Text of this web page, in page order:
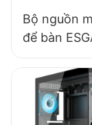
Bộ nguồn
để bàn
550W chất
cao, hiệu
đạt chuẩn
Bronze